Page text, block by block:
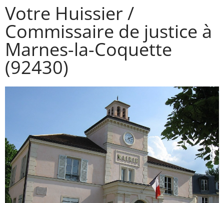
Votre Huissier /
Commissaire de justice à
Marnes-la-Coquette
(92430)